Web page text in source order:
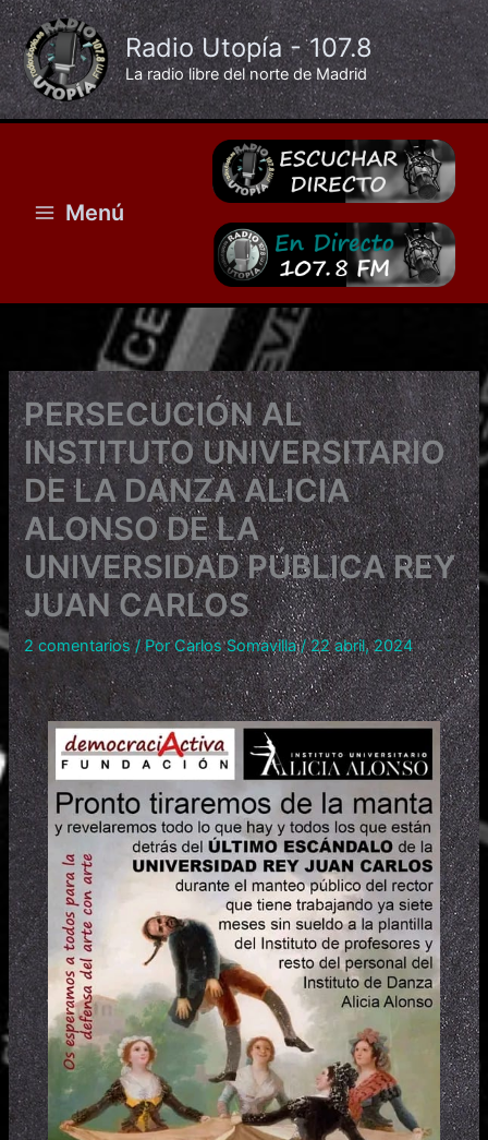
Ir
al
contenido
Radio Utopía - 107.8
La radio libre del norte de Madrid
Menú
PERSECUCIÓN AL
INSTITUTO UNIVERSITARIO
DE LA DANZA ALICIA
ALONSO DE LA
UNIVERSIDAD PÚBLICA REY
JUAN CARLOS
2 comentarios / PorCarlos Somavilla/22 abril, 2024